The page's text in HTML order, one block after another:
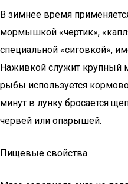
В зимнее время
мормышкой «чертик»,
специальной «сиговкой»,
Наживкой служит крупный
рыбы используется
минут в лунку бросается
червей или опарышей.
Пищевые свойства